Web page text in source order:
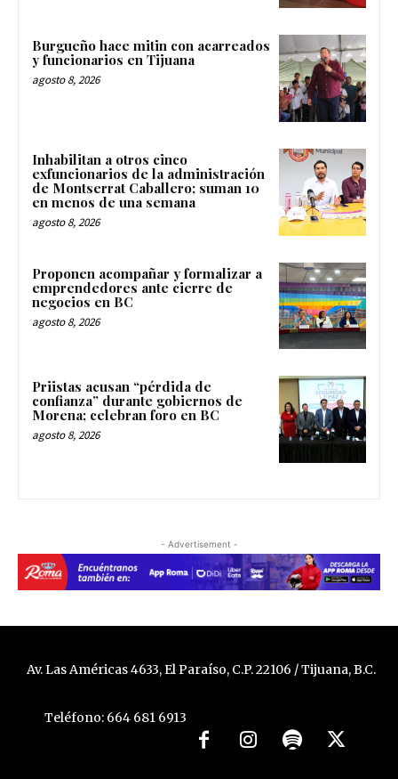
Burgueño hace mitin con acarreados
y funcionarios en Tijuana
agosto 8, 2026
Inhabilitan a otros cinco
exfuncionarios de la administración
de Montserrat Caballero; suman 10
en menos de una semana
agosto 8, 2026
Proponen acompañar y formalizar a
emprendedores ante cierre de
negocios en BC
agosto 8, 2026
Priistas acusan “pérdida de
confianza” durante gobiernos de
Morena; celebran foro en BC
agosto 8, 2026
- Advertisement -
Av. Las Américas 4633, El Paraíso, C.P. 22106 / Tijuana, B.C.
Teléfono: 664 681 6913